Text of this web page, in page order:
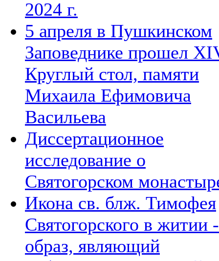
2024 г.
5 апреля в Пушкинском
Заповеднике прошел
Круглый стол, памяти
Михаила Ефимовича
Васильева
Диссертационное
исследование о
Святогорском
Икона св. блж. Тимофея
Святогорского в житии
образ, являющий